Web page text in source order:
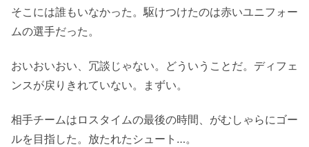
そこには誰もいなかった。駆けつけたのは赤いユニフォー
ムの選手だった。
おいおいおい、冗談じゃない。どういうことだ。ディフェ
ンスが戻りきれていない。まずい。
相手チームはロスタイムの最後の時間、がむしゃらにゴー
ルを目指した。放たれたシュート…。